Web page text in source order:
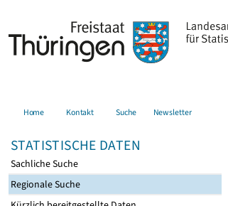
Home Kontakt Suche Newsletter
STATISTISCHE DATEN
Sachliche Suche
Regionale Suche